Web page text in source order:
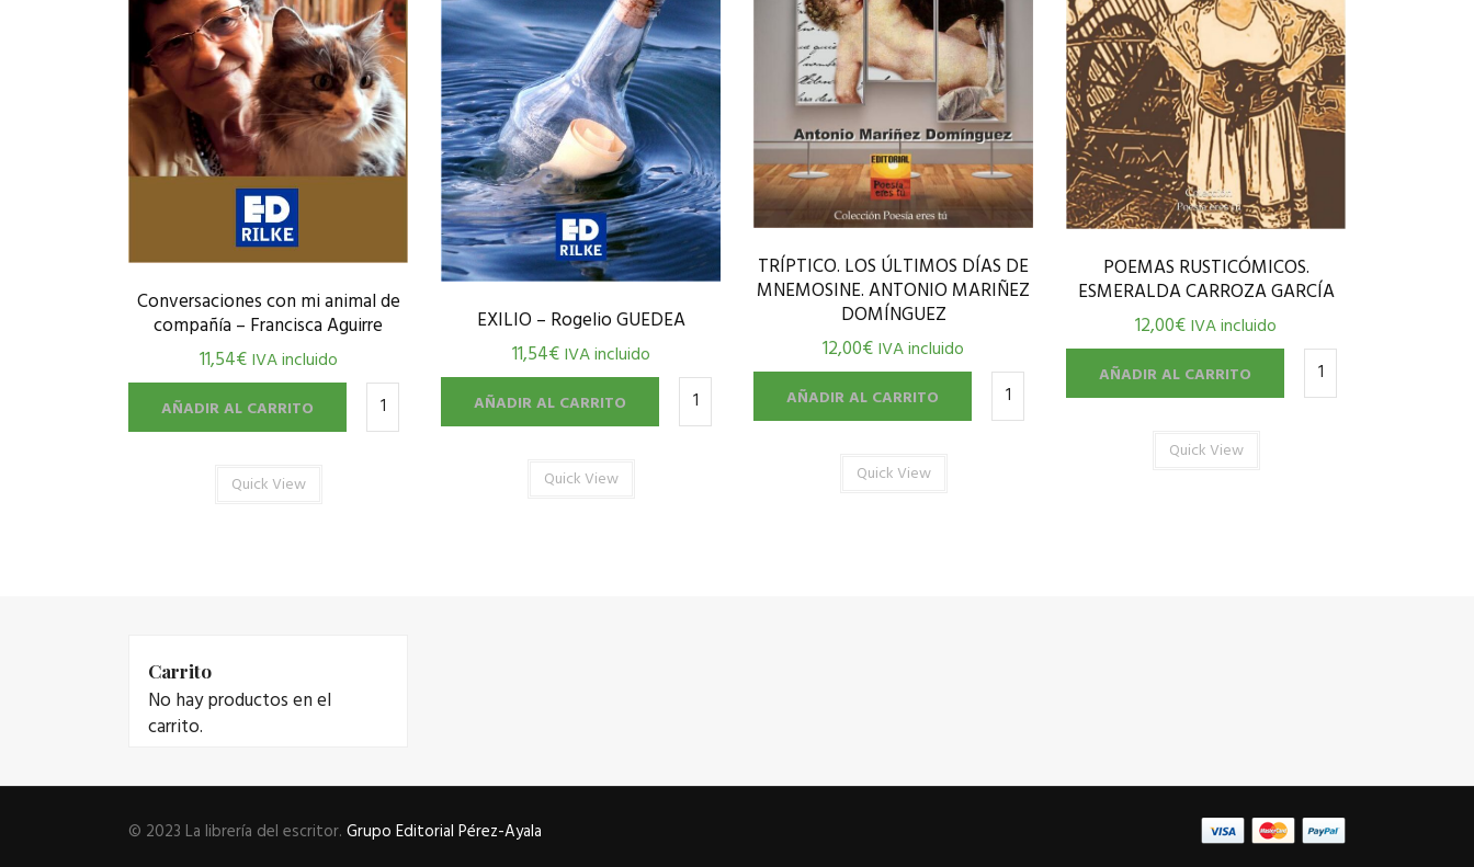
Conversaciones con mi animal de
compañía – Francisca Aguirre
11,54€ IVA incluido
AÑADIR AL CARRITO
Quick View
EXILIO – Rogelio GUEDEA
11,54€ IVA incluido
AÑADIR AL CARRITO
Quick View
TRÍPTICO. LOS ÚLTIMOS DÍAS DE
MNEMOSINE. ANTONIO MARIÑEZ
DOMÍNGUEZ
12,00€IVA incluido
AÑADIR AL CARRITO
Quick View
POEMAS RUSTICÓMICOS.
ESMERALDA CARROZA GARCÍA
12,00€IVA incluido
AÑADIR AL CARRITO
Quick View
Carrito
No hay productos en el
carrito.
© 2023 La librería del escritor. Grupo Editorial Pérez-Ayala